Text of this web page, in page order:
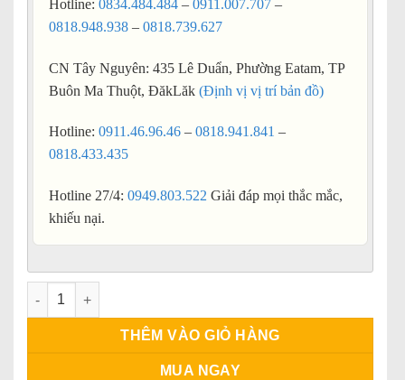
Hotline: 0834.484.484 – 0911.007.707 –
0818.948.938 – 0818.739.627
CN Tây Nguyên: 435 Lê Duẩn, Phường Eatam, TP
Buôn Ma Thuột, ĐăkLăk (Định vị vị trí bản đồ)
Hotline: 0911.46.96.46 – 0818.941.841 –
0818.433.435
Hotline 27/4: 0949.803.522 Giải đáp mọi thắc mắc,
khiếu nại.
Cửa nhựa lùa số lượng
THÊM VÀO GIỎ HÀNG
MUA NGAY